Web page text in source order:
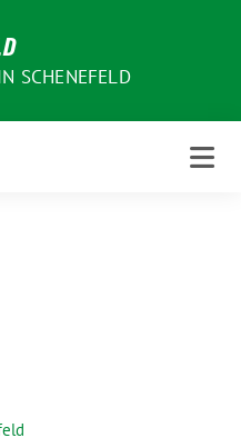
SCHENEFELD